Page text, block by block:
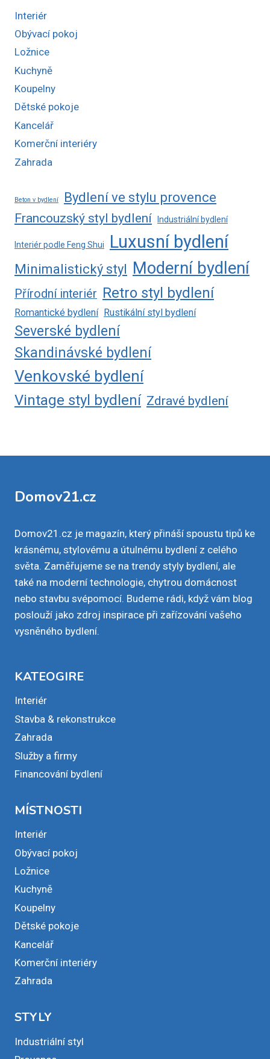
Interiér
Obývací pokoj
Ložnice
Kuchyně
Koupelny
Dětské pokoje
Kancelář
Komerční interiéry
Zahrada
Beton v bydlení
Bydlení ve stylu provence
Francouzský styl bydlení
Industriální bydlení
Interiér podle Feng Shui Luxusní bydlení
Minimalistický styl Moderní bydlení
Přírodní interiér Retro styl bydlení
Romantické bydlení Rustikální styl bydlení
Severské bydlení
Skandinávské bydlení
Venkovské bydlení
Vintage styl bydlení Zdravé bydlení
Domov21.cz
Domov21.cz je magazín, který přináší spoustu tipů ke
krásnému, stylovému a útulnému bydlení z celého
světa. Zaměřujeme se na trendy styly bydlení, ale
také na moderní technologie, chytrou domácnost
nebo stavbu svépomocí. Budeme rádi, když vám blog
poslouží jako zdroj inspirace při zařízování vašeho
vysněného bydlení.
KATEOGIRE
Interiér
Stavba & rekonstrukce
Zahrada
Služby a firmy
Financování bydlení
MÍSTNOSTI
Interiér
Obývací pokoj
Ložnice
Kuchyně
Koupelny
Dětské pokoje
Kancelář
Komerční interiéry
Zahrada
STYLY
Industriální styl